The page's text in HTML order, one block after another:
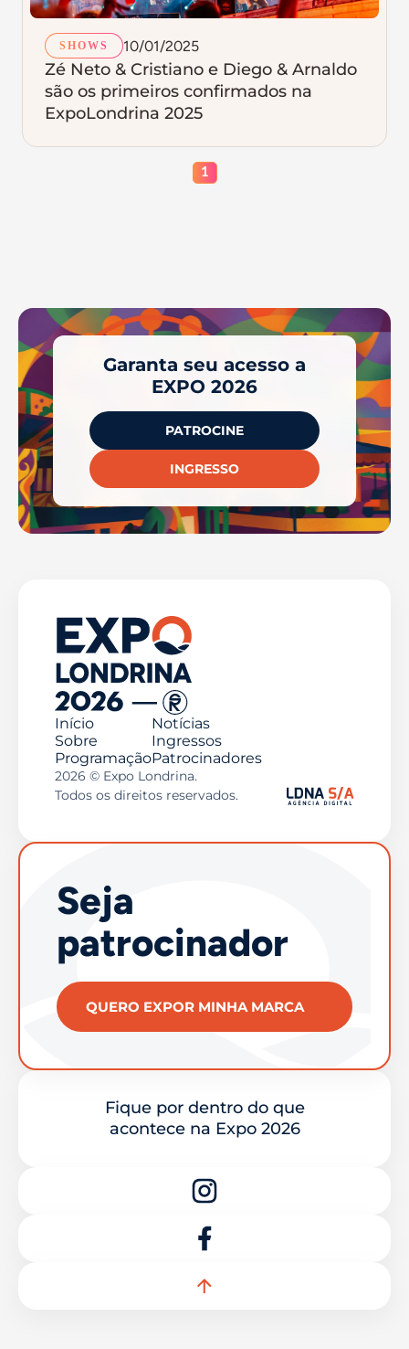
SHOWS 10/01/2025
Zé Neto & Cristiano e Diego & Arnaldo
são os primeiros confirmados na
ExpoLondrina 2025
1
Garanta seu acesso a
EXPO 2026
PATROCINE
INGRESSO
Início
Sobre
Programação
Notícias
Ingressos
Patrocinadores
2026 © Expo Londrina.
Todos os direitos reservados.
Seja
patrocinador
QUERO EXPOR MINHA MARCA
Fique por dentro do que
acontece na Expo 2026